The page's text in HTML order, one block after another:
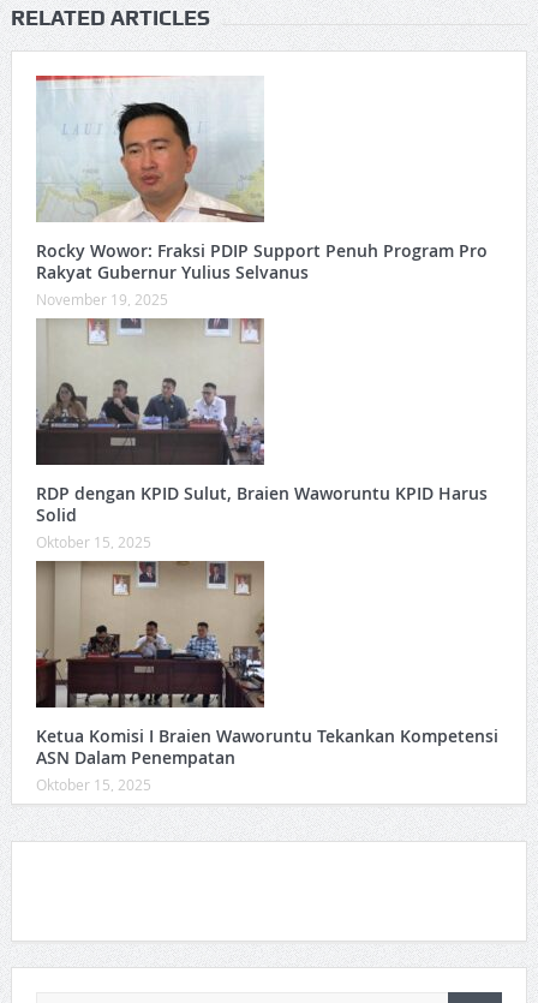
RELATED ARTICLES
Rocky Wowor: Fraksi PDIP Support Penuh Program Pro
Rakyat Gubernur Yulius Selvanus
November 19, 2025
RDP dengan KPID Sulut, Braien Waworuntu KPID Harus
Solid
Oktober 15, 2025
Ketua Komisi I Braien Waworuntu Tekankan Kompetensi
ASN Dalam Penempatan
Oktober 15, 2025